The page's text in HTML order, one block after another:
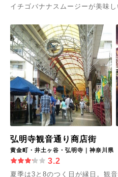
イチゴバナナスムージーが美味し
弘明寺観音通り商店街
黄金町・井土ヶ谷・弘明寺｜神奈川県
3.2
夏季は3と8のつく日が縁日。観